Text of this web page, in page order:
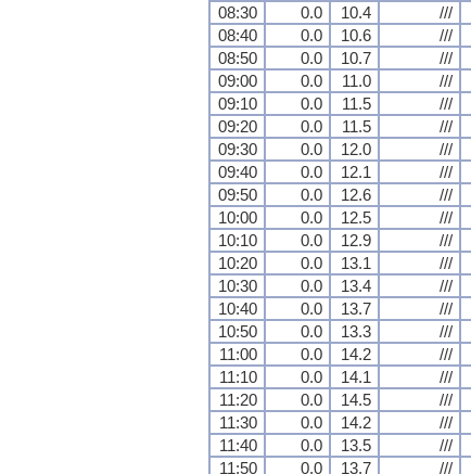
08:30
0.0 10.4 ///
08:40
0.0 10.6 ///
08:50
0.0 10.7 ///
09:00
0.0 11.0 ///
09:10
0.0 11.5 ///
09:20
0.0 11.5 ///
09:30
0.0 12.0 ///
09:40
0.0 12.1 ///
09:50
0.0 12.6 ///
10:00
0.0 12.5 ///
10:10
0.0 12.9 ///
10:20
0.0 13.1 ///
10:30
0.0 13.4 ///
10:40
0.0 13.7 ///
10:50
0.0 13.3 ///
11:00
0.0 14.2 ///
11:10
0.0 14.1 ///
11:20
0.0 14.5 ///
11:30
0.0 14.2 ///
11:40
0.0 13.5 ///
11:50
0.0 13.7 ///